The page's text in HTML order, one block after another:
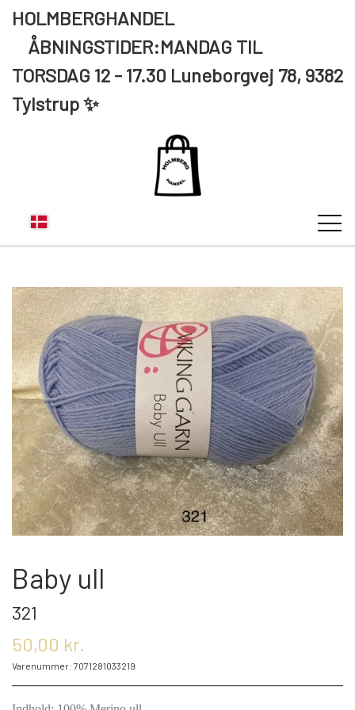
HOLMBERGHANDEL
ÅBNINGSTIDER:MANDAG TIL
TORSDAG 12 - 17.30 Luneborgvej 78, 9382
Tylstrup ✨
KUNDE LOGIN
OM OS
KONTAKT OS
MARKEDER
KATEGORIER
Baby ull
321
50,00 kr.
Varenummer: 7071281033219